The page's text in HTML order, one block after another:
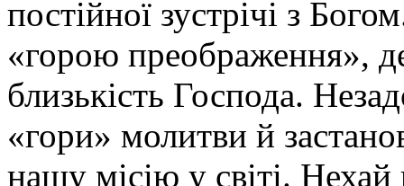
постійної зустрічі з
«горою преображення»,
близькість Господа.
«гори» молитви й
нашу місію у світі.